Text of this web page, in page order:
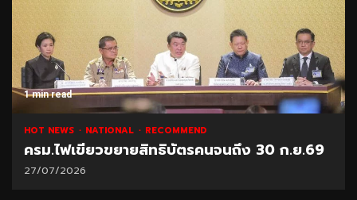
1 min read
HOT NEWS NATIONAL RECOMMEND
ครม.ไฟเขียวขยายสิทธิบัตรคนจนถึง 30 ก.ย.69
27/07/2026